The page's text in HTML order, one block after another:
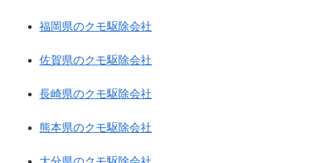
福岡県のクモ駆除会社
佐賀県のクモ駆除会社
長崎県のクモ駆除会社
熊本県のクモ駆除会社